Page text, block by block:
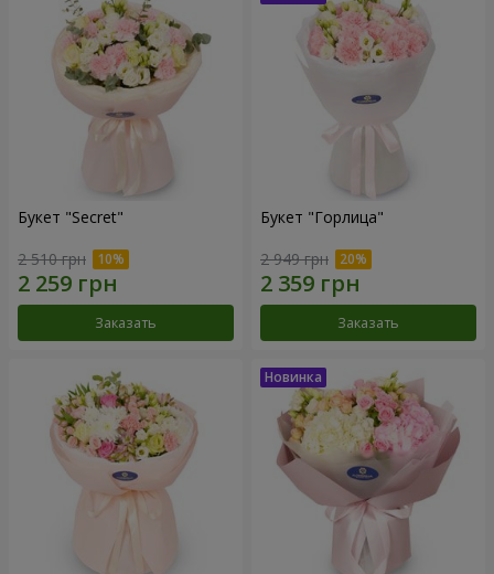
Букет "Secret"
2 510 грн
Заказать
Букет "Горлица"
2 949 грн
Заказать